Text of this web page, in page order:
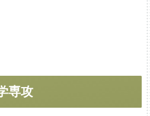
専攻